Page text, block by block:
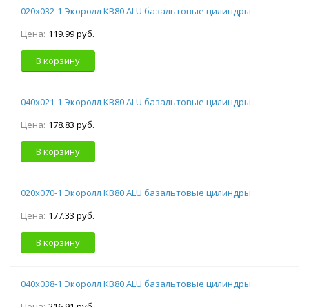
020х032-1 Экоролл КВ80 ALU базальтовые цилиндры
Цена: 119.99 руб.
В корзину
040х021-1 Экоролл КВ80 ALU базальтовые цилиндры
Цена: 178.83 руб.
В корзину
020х070-1 Экоролл КВ80 ALU базальтовые цилиндры
Цена: 177.33 руб.
В корзину
040х038-1 Экоролл КВ80 ALU базальтовые цилиндры